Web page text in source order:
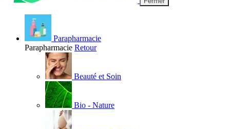
Parapharmacie
Parapharmacie Retour
Beauté et Soin
Bio - Nature